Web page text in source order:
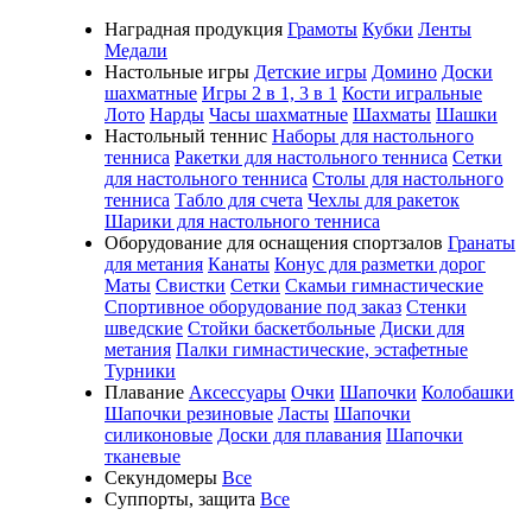
Наградная продукция Грамоты Кубки Ленты
Медали
Настольные игры Детские игры Домино Доски
шахматные Игры 2 в 1, 3 в 1 Кости игральные
Лото Нарды Часы шахматные Шахматы Шашки
Настольный теннис Наборы для настольного
тенниса Ракетки для настольного тенниса Сетки
для настольного тенниса Столы для настольного
тенниса Табло для счета Чехлы для ракеток
Шарики для настольного тенниса
Оборудование для оснащения спортзалов Гранаты
для метания Канаты Конус для разметки дорог
Маты Свистки Сетки Скамьи гимнастические
Спортивное оборудование под заказ Стенки
шведские Стойки баскетбольные Диски для
метания Палки гимнастические, эстафетные
Турники
Плавание Аксессуары Очки Шапочки Колобашки
Шапочки резиновые Ласты Шапочки
силиконовые Доски для плавания Шапочки
тканевые
Секундомеры Все
Суппорты, защита Все